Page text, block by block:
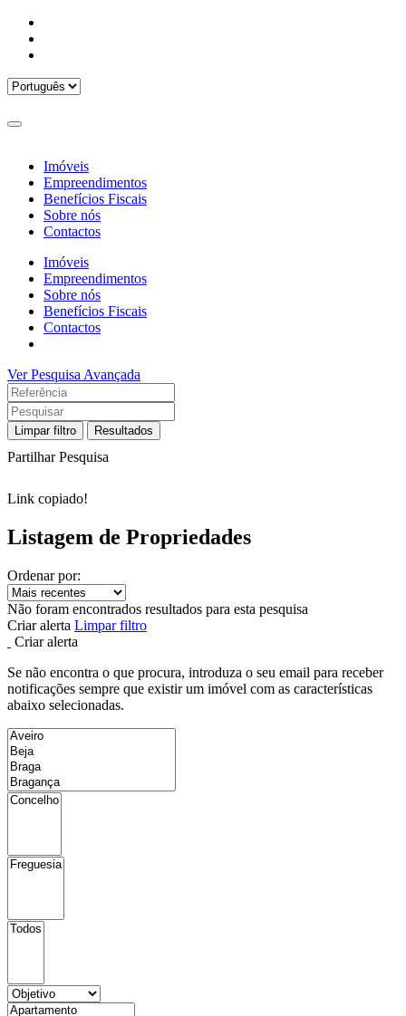
Imóveis
Empreendimentos
Benefícios Fiscais
Sobre nós
Contactos
Imóveis
Empreendimentos
Sobre nós
Benefícios Fiscais
Contactos
Ver Pesquisa Avançada
Limpar filtro Resultados
Partilhar Pesquisa
Link copiado!
Listagem de Propriedades
Ordenar por:
Não foram encontrados resultados para esta pesquisa
Criar alerta Limpar filtro
Criar alerta
Se não encontra o que procura, introduza o seu email para receber
notificações sempre que existir um imóvel com as características
abaixo selecionadas.